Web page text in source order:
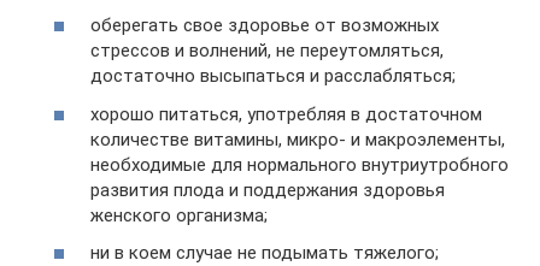
оберегать свое здоровье от возможных
стрессов и волнений, не переутомляться,
достаточно высыпаться и расслабляться;
хорошо питаться, употребляя в достаточном
количестве витамины, микро- и макроэлементы,
необходимые для нормального внутриутробного
развития плода и поддержания здоровья
женского организма;
ни в коем случае не подымать тяжелого;